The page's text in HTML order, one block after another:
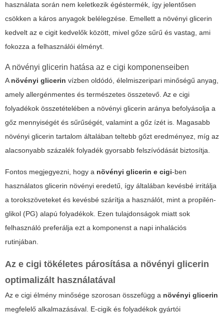
használata során nem keletkezik égéstermék, így jelentősen
csökken a káros anyagok belélegzése. Emellett a növényi glicerin
kedvelt az e cigit kedvelők között, mivel gőze sűrű és vastag, ami
fokozza a felhasználói élményt.
A növényi glicerin hatása az e cigi komponenseiben
Anövényi glicerin vízben oldódó, élelmiszeripari minőségű anyag,
amely allergénmentes és természetes összetevő. Az e cigi
folyadékok összetételében a növényi glicerin aránya befolyásolja a
gőz mennyiségét és sűrűségét, valamint a gőz ízét is. Magasabb
növényi glicerin tartalom általában teltebb gőzt eredményez, míg az
alacsonyabb százalék folyadék gyorsabb felszívódását biztosítja.
Fontos megjegyezni, hogy a növényi glicerin e cigi-ben
használatos glicerin növényi eredetű, így általában kevésbé irritálja
a torokszöveteket és kevésbé szárítja a használót, mint a propilén-
glikol (PG) alapú folyadékok. Ezen tulajdonságok miatt sok
felhasználó preferálja ezt a komponenst a napi inhalációs
rutinjában.
Az e cigi tökéletes párosítása a növényi glicerin
optimalizált használatával
Az e cigi élmény minősége szorosan összefügg a növényi glicerin
megfelelő alkalmazásával. E-cigik és folyadékok gyártói